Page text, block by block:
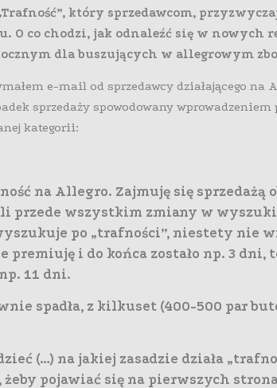
który sprzedawcom,
O co chodzi, jak odnaleźć się w nowych
dla buszujących w allegrowym
e-mail od sprzedawcy działającego na
sprzedaży spowodowany wprowadzeniem
kategorii:
na Allegro. Zajmuję się sprzedażą
przede wszystkim zmiany w
po „trafności”, niestety nie
premiuję i do końca zostało np. 3 dni,
11 dni.
spadła, z kilkuset (400-500 par
(…) na jakiej zasadzie działa
pojawiać się na pierwszych